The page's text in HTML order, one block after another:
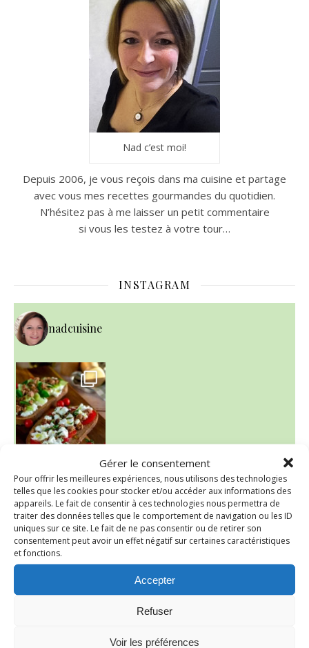
Gérer le consentement
Pour offrir les meilleures expériences, nous utilisons des technologies
telles que les cookies pour stocker et/ou accéder aux informations des
appareils. Le fait de consentir à ces technologies nous permettra de
traiter des données telles que le comportement de navigation ou les ID
uniques sur ce site. Le fait de ne pas consentir ou de retirer son
consentement peut avoir un effet négatif sur certaines caractéristiques
et fonctions.
Accepter
Refuser
Voir les préférences
Nad c’est moi!
Depuis 2006, je vous reçois dans ma cuisine et partage
avec vous mes recettes gourmandes du quotidien.
N’hésitez pas à me laisser un petit commentaire
si vous les testez à votre tour…
INSTAGRAM
nadcuisine
~ NICE CREAM À LA FRAISE ~
Presque un mois que